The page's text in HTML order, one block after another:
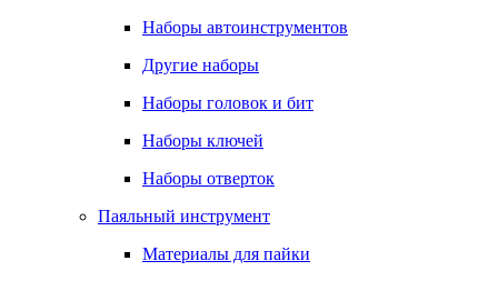
Наборы автоинструментов
Другие наборы
Наборы головок и бит
Наборы ключей
Наборы отверток
Паяльный инструмент
Материалы для пайки